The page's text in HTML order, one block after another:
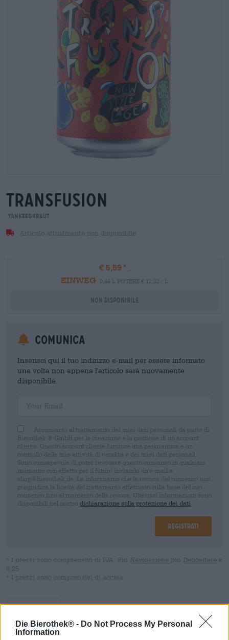
Die Bierothek® - Do Not Process My Personal
Information
transfusion
Yankee&Kraut
Articolo attualmente non disponibile
€ 5,59
EINWEG
0,44 L POTERE € 12,32 / L
Non disponibile
Comunica
Inserisci qui il tuo indirizzo e-mail per essere informato
una volta non appena l'articolo sarà nuovamente
disponibile.
Acconsento al trattamento dei miei dati personali da parte di
Bierothek ® GmbH per la creazione e la gestione di un account
cliente. Questo account cliente fornisce una panoramica e un
controllo delle mie attività di vendita e dei miei dati personali.
Sono consapevole di poter revocare questo consenso in qualsiasi
momento con effetto per il futuro inviando un'e-mail a
shop@bierothek.de. La informiamo che la revoca del consenso non
pregiudica la liceità del trattamento effettuato sulla base del suo
consenso fino al momento della revoca. Ulteriori informazioni sono
disponibili nel nostro dichiarazione sulla protezione dei dati
Registrati
* I prezzi sono comprensivi di IVA. Più Navigazione più Depositare €
0,25
* I prezzi sono comprensivi di accisa
Descrizione Informazioni Recensioni(0)